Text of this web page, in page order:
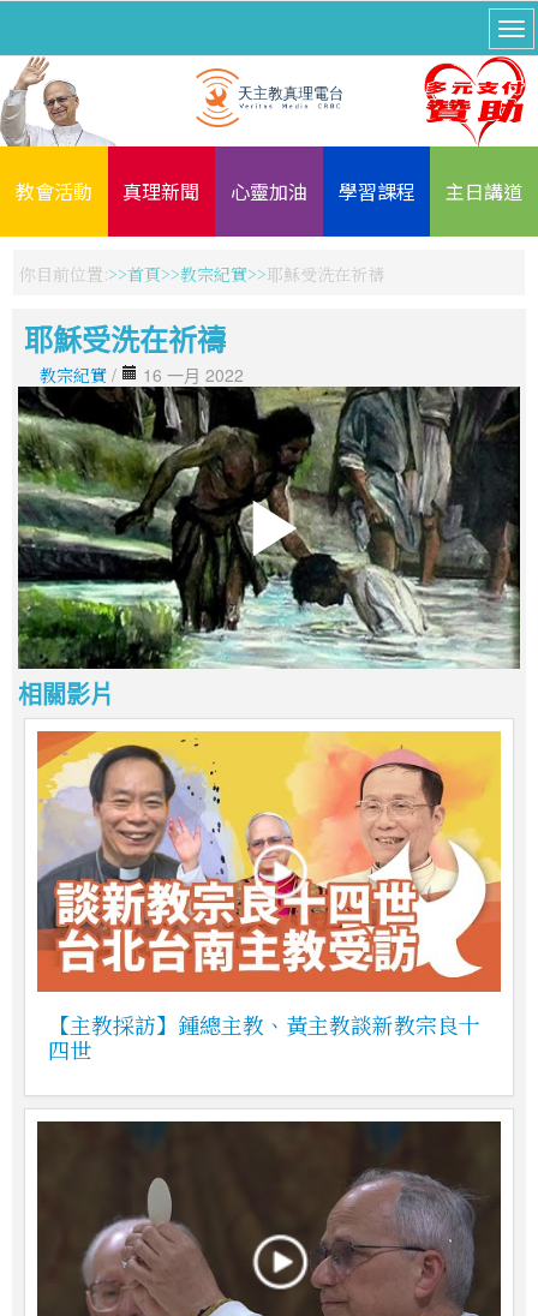
教會活動 真理新聞 心靈加油 學習課程 主日講道
你目前位置: 首頁 教宗紀實 耶穌受洗在祈禱
耶穌受洗在祈禱
教宗紀實 / 16 一月 2022
相關影片
【主教採訪】鍾總主教、黃主教談新教宗良十
四世